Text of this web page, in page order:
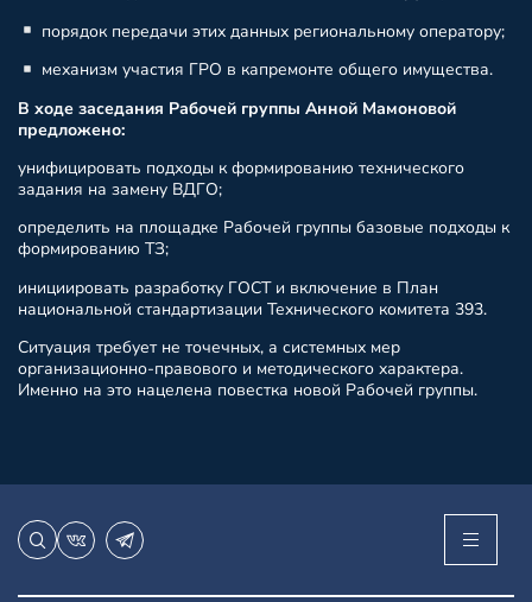
порядок передачи этих данных региональному оператору;
механизм участия ГРО в капремонте общего имущества.
В ходе заседания Рабочей группы Анной Мамоновой
предложено:
унифицировать подходы к формированию технического
задания на замену ВДГО;
определить на площадке Рабочей группы базовые подходы к
формированию ТЗ;
инициировать разработку ГОСТ и включение в План
национальной стандартизации Технического комитета 393.
Ситуация требует не точечных, а системных мер
организационно-правового и методического характера.
Именно на это нацелена повестка новой Рабочей группы.